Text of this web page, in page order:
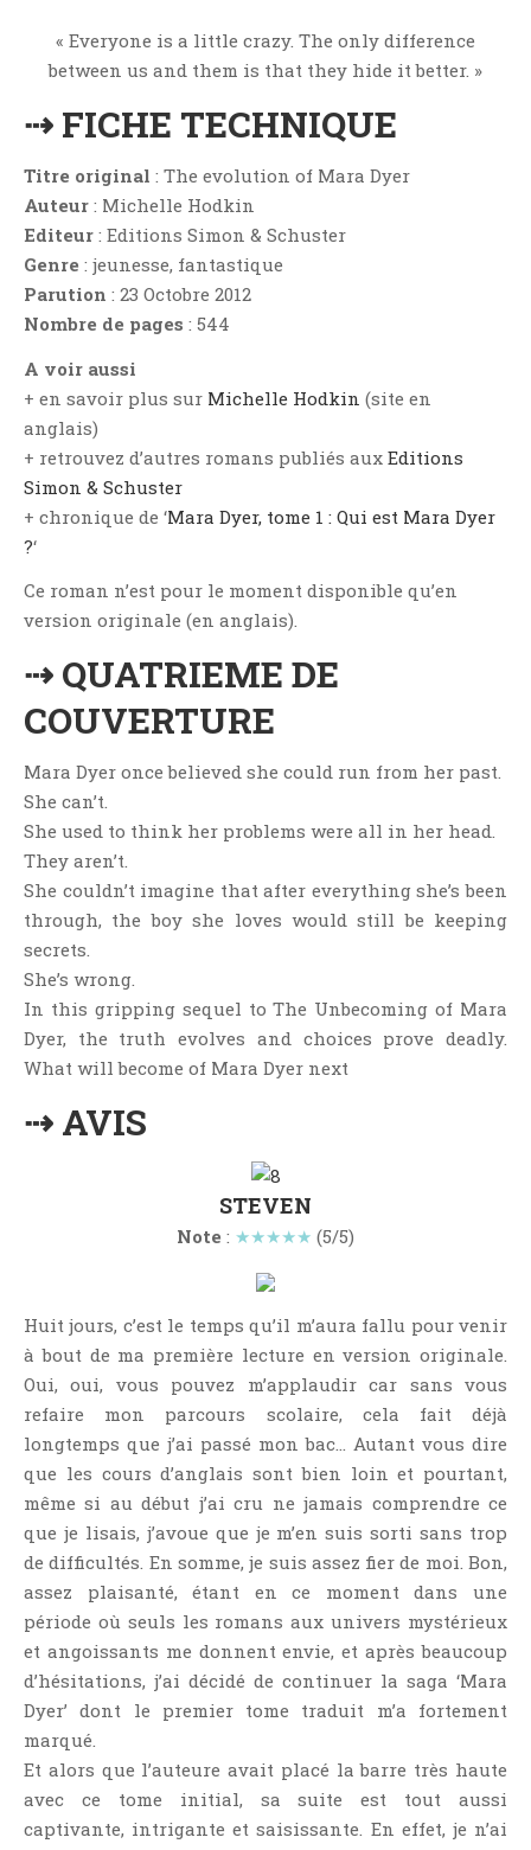
CATÉGORIES
Articles D'Erika
Articles De Nadège
Articles De Steven
Aventure
Bande Dessinée
Bibliothèque De A À Z
Bilan
Biographie Et Autobiographie
Biographie Fictionnelle
C'est Lundi, Que Lisez-Vous ?
Comédie
Conte
Contemporain
Critiques Express
Dark Erotica
Développement Personnel
Drame
Epistolaire
Erotique
Fait Divers
Fantastique
Feel Good
Jeunesse
LGBT
Littérature Belge
Littérature Classique
Littérature Contemporaine
Littérature Étrangère
Littérature Gay
Littérature Lesbienne
Manga
New Adult
Nouvelle
Paranormal
Poésie
« Everyone is a little crazy. The only difference
between us and them is that they hide it better. »
⇢ FICHE TECHNIQUE
Titre original : The evolution of Mara Dyer
Auteur : Michelle Hodkin
Editeur : Editions Simon & Schuster
Genre : jeunesse, fantastique
Parution : 23 Octobre 2012
Nombre de pages : 544
A voir aussi
+ en savoir plus sur Michelle Hodkin (site en
anglais)
+ retrouvez d’autres romans publiés aux Editions
Simon & Schuster
+ chronique de ‘Mara Dyer, tome 1 : Qui est Mara Dyer
?‘
Ce roman n’est pour le moment disponible qu’en
version originale (en anglais).
⇢ QUATRIEME DE
COUVERTURE
Mara Dyer once believed she could run from her past.
She can’t.
She used to think her problems were all in her head.
They aren’t.
She couldn’t imagine that after everything she’s been
through, the boy she loves would still be keeping
secrets.
She’s wrong.
In this gripping sequel to The Unbecoming of Mara
Dyer, the truth evolves and choices prove deadly.
What will become of Mara Dyer next
⇢ AVIS
STEVEN
Note : ★★★★★ (5/5)
Huit jours, c’est le temps qu’il m’aura fallu pour venir
à bout de ma première lecture en version originale.
Oui, oui, vous pouvez m’applaudir car sans vous
refaire mon parcours scolaire, cela fait déjà
longtemps que j’ai passé mon bac… Autant vous dire
que les cours d’anglais sont bien loin et pourtant,
même si au début j’ai cru ne jamais comprendre ce
que je lisais, j’avoue que je m’en suis sorti sans trop
de difficultés. En somme, je suis assez fier de moi. Bon,
assez plaisanté, étant en ce moment dans une
période où seuls les romans aux univers mystérieux
et angoissants me donnent envie, et après beaucoup
d’hésitations, j’ai décidé de continuer la saga ‘Mara
Dyer’ dont le premier tome traduit m’a fortement
marqué.
Et alors que l’auteure avait placé la barre très haute
avec ce tome initial, sa suite est tout aussi
captivante, intrigante et saisissante. En effet, je n’ai